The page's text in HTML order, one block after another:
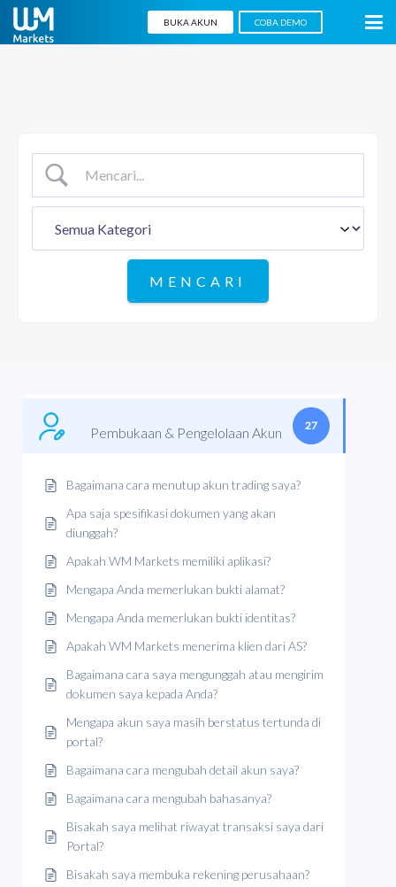
BUKA AKUN COBA DEMO
Pembukaan & Pengelolaan Akun 27
Bagaimana cara menutup akun trading saya?
Apa saja spesifikasi dokumen yang akan
diunggah?
Apakah WM Markets memiliki aplikasi?
Mengapa Anda memerlukan bukti alamat?
Mengapa Anda memerlukan bukti identitas?
Apakah WM Markets menerima klien dari AS?
Bagaimana cara saya mengunggah atau mengirim
dokumen saya kepada Anda?
Mengapa akun saya masih berstatus tertunda di
portal?
Bagaimana cara mengubah detail akun saya?
Bagaimana cara mengubah bahasanya?
Bisakah saya melihat riwayat transaksi saya dari
Portal?
Bisakah saya membuka rekening perusahaan?